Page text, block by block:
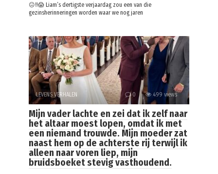
😐‼️😱 Liam’s dertigste verjaardag zou een van die
gezinsherinneringen worden waar we nog jaren
LEVENS VERHALEN 0 499 views
Mijn vader lachte en zei dat ik zelf naar
het altaar moest lopen, omdat ik met
een niemand trouwde. Mijn moeder zat
naast hem op de achterste rij terwijl ik
alleen naar voren liep, mijn
bruidsboeket stevig vasthoudend.